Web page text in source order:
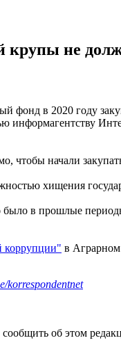
крупы не
фонд в 2020 году
информагентству
чтобы начали
хищения
было в прошлые
коррупции" в
korrespondentnet
об этом